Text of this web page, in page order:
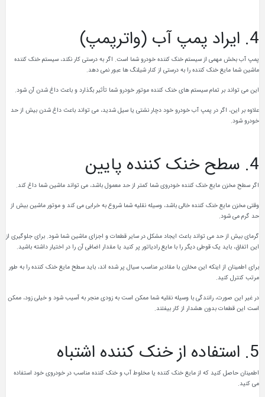
4. ایراد پمپ آب (واترپمپ)
پمپ آب بخش مهمی از سیستم خنک کننده خودرو شما است. اگر به درستی کار نکند، سیستم خنک کننده
ماشین شما مایع خنک کننده را به درستی از کنار شیلنگ ها عبور نمی دهد.
این می تواند بر تمام سیستم های خنک کننده موتور خودرو شما تأثیر بگذارد و باعث داغ شدن آن شود.
علاوه بر این، اگر در پمپ آب خودرو خود دچار نشتی یا سیل شدید، می تواند باعث داغ شدن بیش از حد
خودرو شود.
4. سطح خنک کننده پایین
اگر سطح مخزن مایع خنک کننده خودروی شما کمتر از حد معمول باشد، می تواند ماشین شما داغ کند.
وقتی مخزن مایع خنک کننده خالی باشد، وسیله نقلیه شما شروع به خرابی می کند و موتور ماشین بیش از
حد گرم می شود.
گرمای بیش از حد می تواند باعث ایجاد مشکل در سایر قطعات و اجزای ماشین شما شود. برای جلوگیری از
این اتفاق، باید یک قوطی دیگر را با مایع رادیاتور پر کنید یا مقدار اضافی آن را در اختیار داشته باشید.
برای اطمینان از اینکه این مخازن با مقادیر مناسب سیال پر شده اند، باید سطح مایع خنک کننده را به طور
مرتب کنترل کنید.
در غیر این صورت، رانندگی با وسیله نقلیه شما ممکن است به زودی منجر به آسیب شود و خیلی زود، ممکن
است این قطعات بدون هشدار از کار بیفتند.
5. استفاده از خنک کننده اشتباه
اطمینان حاصل کنید که از مایع خنک کننده یا مخلوط آب و خنک کننده مناسب در خودروی خود استفاده
می کنید.